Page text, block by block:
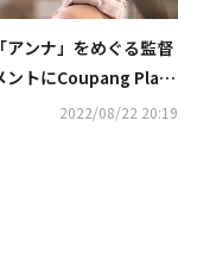
アンナ」をめぐる監督
ントにCoupang Play
論“一括謝罪は事実と
2022/08/22 20:19